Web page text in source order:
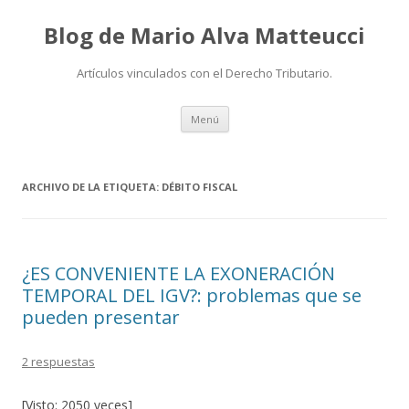
Blog de Mario Alva Matteucci
Artículos vinculados con el Derecho Tributario.
Menú Ir
contenido
ARCHIVO DE LA ETIQUETA: DÉBITO FISCAL
¿ES CONVENIENTE LA EXONERACIÓN
TEMPORAL DEL IGV?: problemas que se
pueden presentar
2 respuestas
[Visto: 2050 veces]